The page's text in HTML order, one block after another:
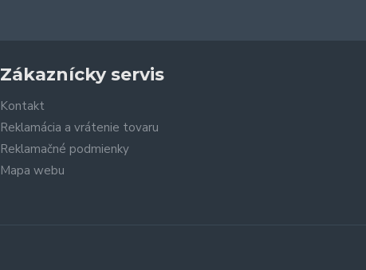
Zákaznícky servis
Kontakt
Reklamácia a vrátenie tovaru
Reklamačné podmienky
Mapa webu